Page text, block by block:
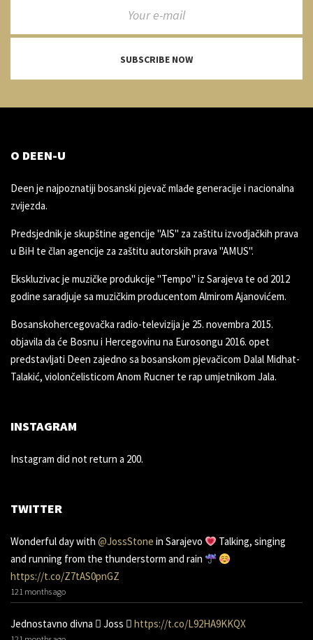
SUBSCRIBE NOW
O DEEN-U
Deen je najpoznatiji bosanski pjevač mlađe generacije i nacionalna
zvijezda.
Predsjednik je skupštine agencije "AIS" za zaštitu izvodjačkih prava
u BiH te član agencije za zaštitu autorskih prava "AMUS".
Ekskluzivac je muzičke produkcije "Tempo" iz Sarajeva te od 2012
godine saradjuje sa muzičkim producentom Almirom Ajanovićem.
Bosanskohercegovačka radio-televizija je 25. novembra 2015.
objavila da će Bosnu i Hercegovinu na Eurosongu 2016. opet
predstavljati Deen zajedno sa bosanskom pjevačicom Dalal Midhat-
Talakić, violončelisticom Anom Rucner te rap umjetnikom Jala.
INSTAGRAM
Instagram did not return a 200.
TWITTER
Wonderful day with @JossStone in Sarajevo
Talking, singing
and running from the thunderstorm and rain
https://t.co/Z7tAS0pnGZ
121 months ago
Jednostavno divna 󾌧 Joss 󾬑 https://t.co/L92HA9KKQX